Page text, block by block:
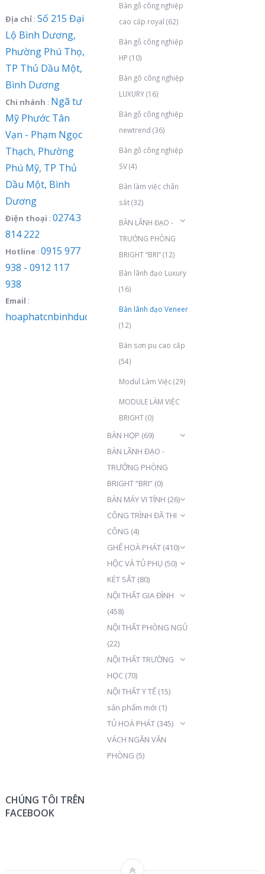
Địa chỉ: Số 215 Đại
Lộ Bình Dương,
Phường Phú Thọ,
TP Thủ Dầu Một,
Bình Dương
Chi nhánh : Ngã tư
Mỹ Phước Tân
Vạn - Phạm Ngọc
Thạch, Phường
Phú Mỹ, TP Thủ
Dầu Một, Bình
Dương
Điện thoại : 0274.3
814 222
Hotline: 0915 977
938 - 0912 117
938
Email :
hoaphatcnbinhduong@gmail.com
Bàn gỗ công nghiệp
cao cấp royal (62)
Bàn gỗ công nghiệp
HP (10)
Bàn gõ công nghiệp
LUXURY(16)
Bàn gỗ công nghiệp
newtrend (36)
Bàn gỗ công nghiệp
SV(4)
Bàn làm việc chân
sắt(32)
BÀN LÃNH ĐẠO -
TRƯỞNG PHÒNG
BRIGHT “BRI”(12)
Bàn lãnh đạo Luxury
(16)
Bàn lãnh đạo Veneer
(12)
Bàn sơn pu cao cấp
(54)
Modul Làm Việc(29)
MODULE LÀM VIỆC
BRIGHT(0)
BÀN HỌP (69)
BÀN LÃNH ĐẠO -
TRƯỞNG PHÒNG
BRIGHT “BRI” (0)
BÀN MÁY VI TÍNH (26)
CÔNG TRÌNH ĐÃ THI
CÔNG (4)
GHẾ HOÀ PHÁT (410)
HỘC VÀ TỦ PHỤ (50)
KÉT SẮT (80)
NỘI THẤT GIA ĐÌNH
(458)
NỘI THẤT PHÒNG NGỦ
(22)
NỘI THẤT TRƯỜNG
HỌC (70)
NỘI THẤT Y TẾ (15)
sản phẩm mới (1)
TỦ HOÀ PHÁT (345)
VÁCH NGĂN VĂN
PHÒNG (5)
CHÚNG TÔI TRÊN
FACEBOOK